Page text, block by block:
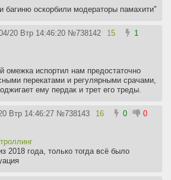
багиню оскорбили модераторы памахити"
20 Втр 14:46:20 №738142 15
1
испортил нам предостаточно
перекатами и регулярными срачами,
ему пердак и трет его треды.
Втр 14:46:27 №738143 16 0 0
2018 года, только тогда всё было